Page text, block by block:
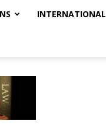
INTERNATIONAL